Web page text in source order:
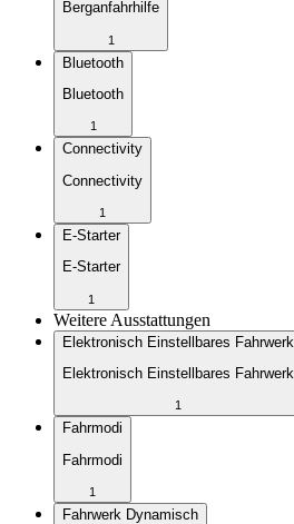
Berganfahrhilfe
1
Bluetooth
Bluetooth
1
Connectivity
Connectivity
1
E-Starter
E-Starter
1
Weitere Ausstattungen
Elektronisch Einstellbares Fahrwerk
Elektronisch Einstellbares Fahrwerk
1
Fahrmodi
Fahrmodi
1
Fahrwerk Dynamisch